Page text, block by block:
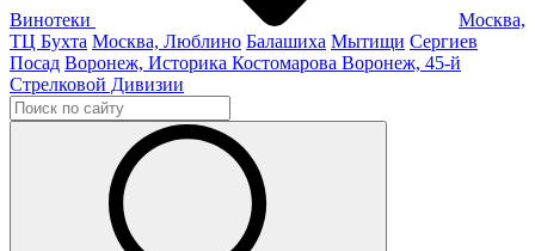
Винотеки
Москва,
ТЦ Бухта Москва, Люблино Балашиха Мытищи Сергиев
Посад Воронеж, Историка Костомарова Воронеж, 45-й
Стрелковой Дивизии